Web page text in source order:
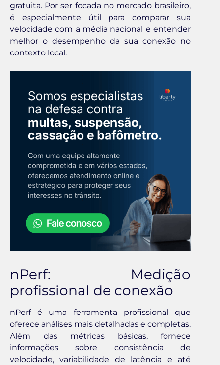
gratuita. Por ser focada no mercado brasileiro,
é especialmente útil para comparar sua
velocidade com a média nacional e entender
melhor o desempenho da sua conexão no
contexto local.
nPerf: Medição
profissional de conexão
nPerf é uma ferramenta profissional que
oferece análises mais detalhadas e completas.
Além das métricas básicas, fornece
informações sobre consistência de
velocidade, variabilidade de latência e até